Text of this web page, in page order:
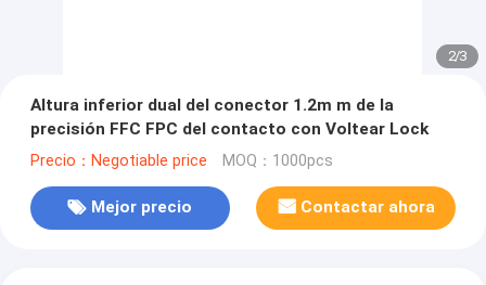
2/3
Altura inferior dual del conector 1.2m m de la
precisión FFC FPC del contacto con Voltear Lock
Precio：Negotiable price MOQ：1000pcs
Mejor precio Contactar ahora